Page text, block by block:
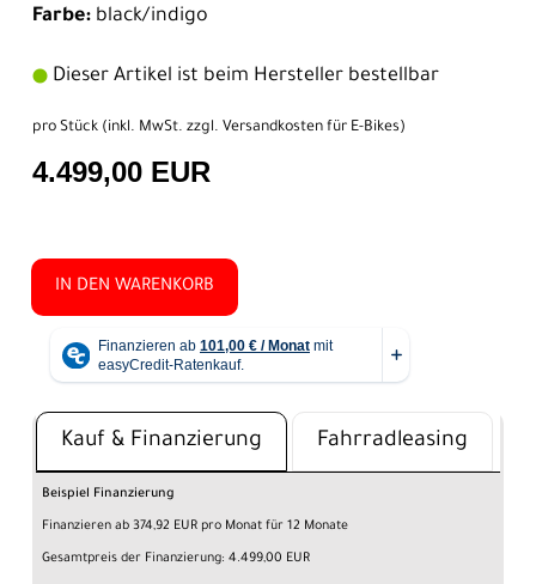
Farbe: black/indigo
Dieser Artikel ist beim Hersteller bestellbar
pro Stück (inkl. MwSt. zzgl. Versandkosten für E-Bikes)
4.499,00 EUR
IN DEN WARENKORB
Kauf & Finanzierung Fahrradleasing
Beispiel Finanzierung
Finanzieren ab 374,92 EUR pro Monat für 12 Monate
Gesamtpreis der Finanzierung: 4.499,00 EUR